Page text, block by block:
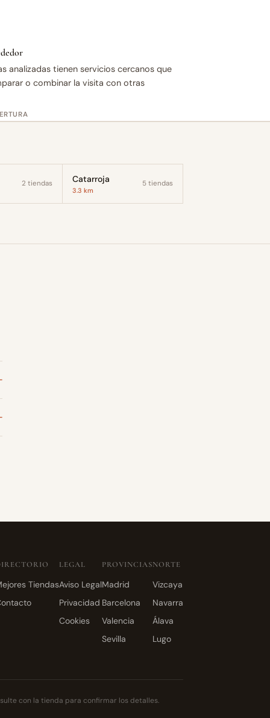
analizadas tienen servicios cercanos que
o combinar la visita con otras
2 tiendas Catarroja
3.3 km
5 tiendas
Tiendas
LEGAL
Aviso Legal
Privacidad
Cookies
PROVINCIAS
Madrid
Barcelona
Valencia
Sevilla
NORTE
Vizcaya
Navarra
Álava
Lugo
con la tienda para confirmar los detalles.